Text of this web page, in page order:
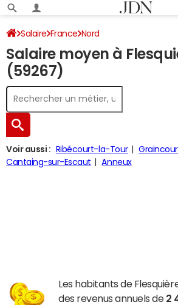
Salaire France Nord
Salaire moyen à
(59267)
Voir aussi : Ribécourt-la-Tour
Cantaing-sur-Escaut
Anneux
Les habitants de
des revenus annuels de 2